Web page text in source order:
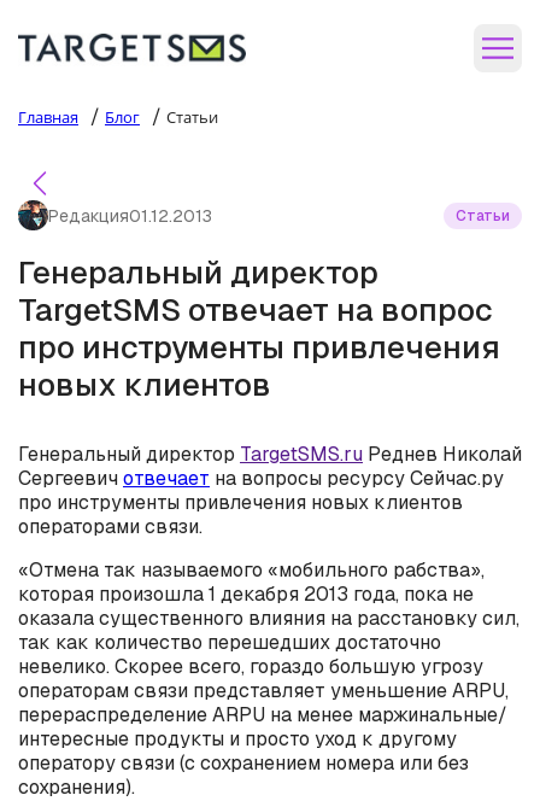
Главная / Блог / Статьи
Редакция01.12.2013 Статьи
Генеральный директор
TargetSMS отвечает на вопрос
про инструменты привлечения
новых клиентов
Генеральный директор TargetSMS.ru Реднев Николай
Сергеевичотвечает на вопросы ресурсу Сейчас.ру
про инструменты привлечения новых клиентов
операторами связи.
«Отмена так называемого «мобильного рабства»,
которая произошла 1 декабря 2013 года, пока не
оказала существенного влияния на расстановку сил,
так как количество перешедших достаточно
невелико. Скорее всего, гораздо большую угрозу
операторам связи представляет уменьшение ARPU,
перераспределение ARPU на менее маржинальные/
интересные продукты и просто уход к другому
оператору связи (с сохранением номера или без
сохранения).